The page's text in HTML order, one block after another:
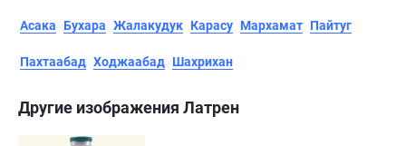
Асака Бухара Жалакудук Карасу Мархамат Пайтуг
Пахтаабад Ходжаабад Шахрихан
Другие изображения Латрен